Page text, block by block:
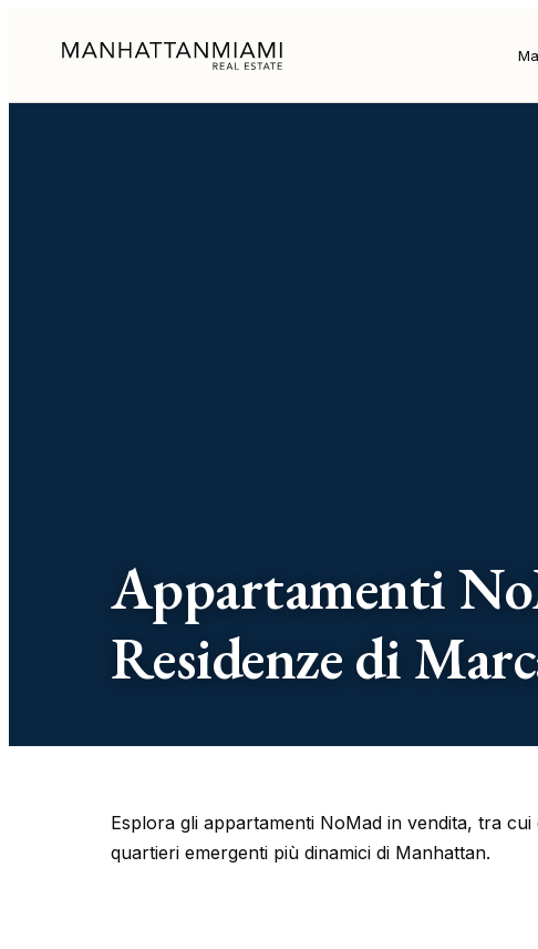
Appartamenti
Residenze di
Esplora gli appartamenti NoMad in vendita, tra
quartieri emergenti più dinamici di Manhattan.